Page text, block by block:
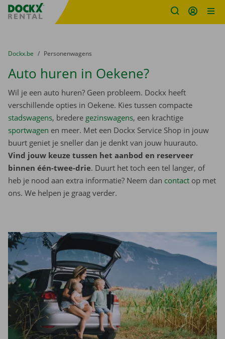
Fratello DEMO
U bevindt zich hier:
van
Dockx.be naar
Personenwagens
Auto huren in Oekene?
Wil je een auto huren? Geen probleem. Dockx heeft
verschillende opties in Oekene. Kies tussen compacte
stadswagens, bredere gezinswagens, een krachtige
sportwagen en meer. Met een Dockx Service Shop in jouw
buurt geniet je sneller dan je denkt van jouw huurauto.
Vind jouw keuze tussen het aanbod en reserveer
binnen één-twee-drie. Duurt het toch een tel langer, of
heb je nood aan extra informatie? Neem dan contact op met
ons. We helpen je graag verder.